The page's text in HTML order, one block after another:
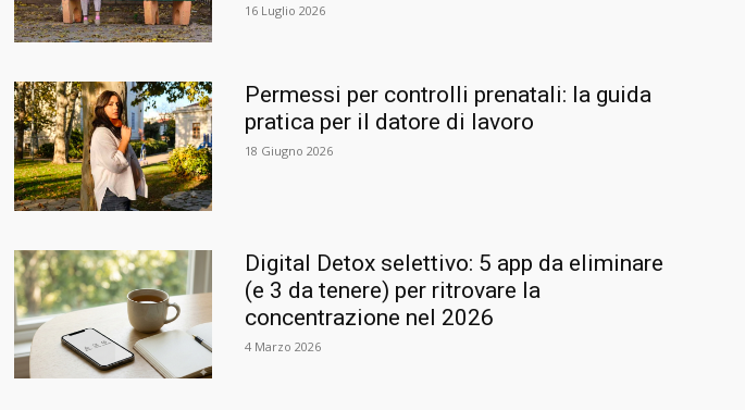
16 Luglio 2026
Permessi per controlli prenatali: la guida
pratica per il datore di lavoro
18 Giugno 2026
Digital Detox selettivo: 5 app da eliminare
(e 3 da tenere) per ritrovare la
concentrazione nel 2026
4 Marzo 2026